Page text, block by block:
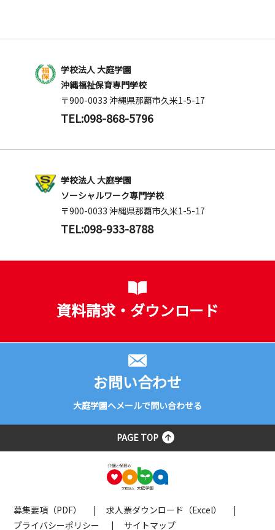
学校法人 大庭学園
沖縄福祉保育専門学校
〒900-0033 沖縄県那覇市久米1-5-17
TEL:098-868-5796
学校法人 大庭学園
ソーシャルワーク専門学校
〒900-0033 沖縄県那覇市久米1-5-17
TEL:098-933-8788
資料請求・ダウンロード
お問い合わせ
大庭学園へメールで問い合わせる
PAGE TOP
募集要項（PDF）
求人票ダウンロード（Excel）
プライバシーポリシー
サイトマップ